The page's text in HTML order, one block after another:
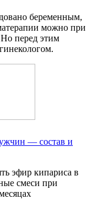
беременным,
можно при
перед этим
— состав и
эфир кипариса в
смеси при